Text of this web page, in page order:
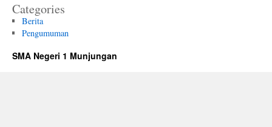
Categories
Berita
Pengumuman
SMA Negeri 1 Munjungan